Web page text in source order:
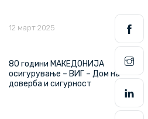
80 години МАКЕДОНИЈА
осигурување – ВИГ – Дом на
доверба и сигурност
12 март 2025